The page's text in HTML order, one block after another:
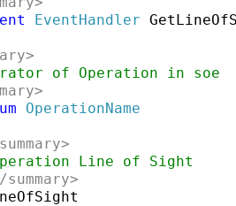
EventHandler
of Operation in soe
OperationName
Line of Sight
summary>